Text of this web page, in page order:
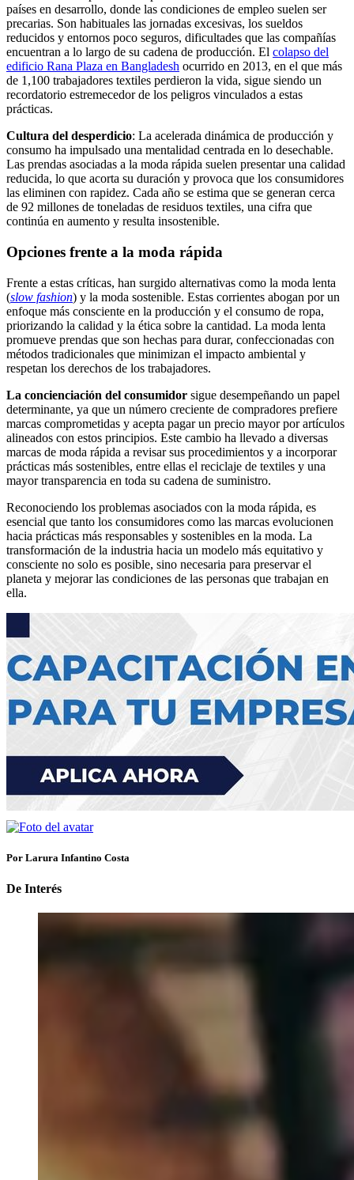
países en desarrollo, donde las condiciones de empleo suelen ser
precarias. Son habituales las jornadas excesivas, los sueldos
reducidos y entornos poco seguros, dificultades que las compañías
encuentran a lo largo de su cadena de producción. El colapso del
edificio Rana Plaza en Bangladesh ocurrido en 2013, en el que más
de 1,100 trabajadores textiles perdieron la vida, sigue siendo un
recordatorio estremecedor de los peligros vinculados a estas
prácticas.
Cultura del desperdicio: La acelerada dinámica de producción y
consumo ha impulsado una mentalidad centrada en lo desechable.
Las prendas asociadas a la moda rápida suelen presentar una calidad
reducida, lo que acorta su duración y provoca que los consumidores
las eliminen con rapidez. Cada año se estima que se generan cerca
de 92 millones de toneladas de residuos textiles, una cifra que
continúa en aumento y resulta insostenible.
Opciones frente a la moda rápida
Frente a estas críticas, han surgido alternativas como la moda lenta
(slow fashion) y la moda sostenible. Estas corrientes abogan por un
enfoque más consciente en la producción y el consumo de ropa,
priorizando la calidad y la ética sobre la cantidad. La moda lenta
promueve prendas que son hechas para durar, confeccionadas con
métodos tradicionales que minimizan el impacto ambiental y
respetan los derechos de los trabajadores.
La concienciación del consumidor sigue desempeñando un papel
determinante, ya que un número creciente de compradores prefiere
marcas comprometidas y acepta pagar un precio mayor por artículos
alineados con estos principios. Este cambio ha llevado a diversas
marcas de moda rápida a revisar sus procedimientos y a incorporar
prácticas más sostenibles, entre ellas el reciclaje de textiles y una
mayor transparencia en toda su cadena de suministro.
Reconociendo los problemas asociados con la moda rápida, es
esencial que tanto los consumidores como las marcas evolucionen
hacia prácticas más responsables y sostenibles en la moda. La
transformación de la industria hacia un modelo más equitativo y
consciente no solo es posible, sino necesaria para preservar el
planeta y mejorar las condiciones de las personas que trabajan en
ella.
Por Larura Infantino Costa
De Interés